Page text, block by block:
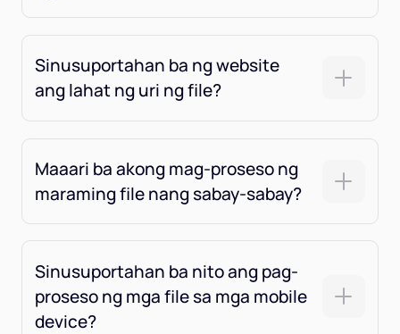
Sinusuportahan ba ng website
ang lahat ng uri ng file?
Maaari ba akong mag-proseso ng
maraming file nang sabay-sabay?
Sinusuportahan ba nito ang pag-
proseso ng mga file sa mga mobile
device?